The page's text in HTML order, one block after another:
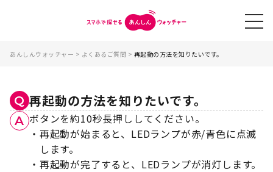
あんしんウォッチャー > よくあるご質問 > 再起動の方法を知りたいです。
Q 再起動の方法を知りたいです。
A ボタンを約10秒長押ししてください。
・ 再起動が始まると、LEDランプが赤/青色に点滅
します。
・ 再起動が完了すると、LEDランプが消灯します。